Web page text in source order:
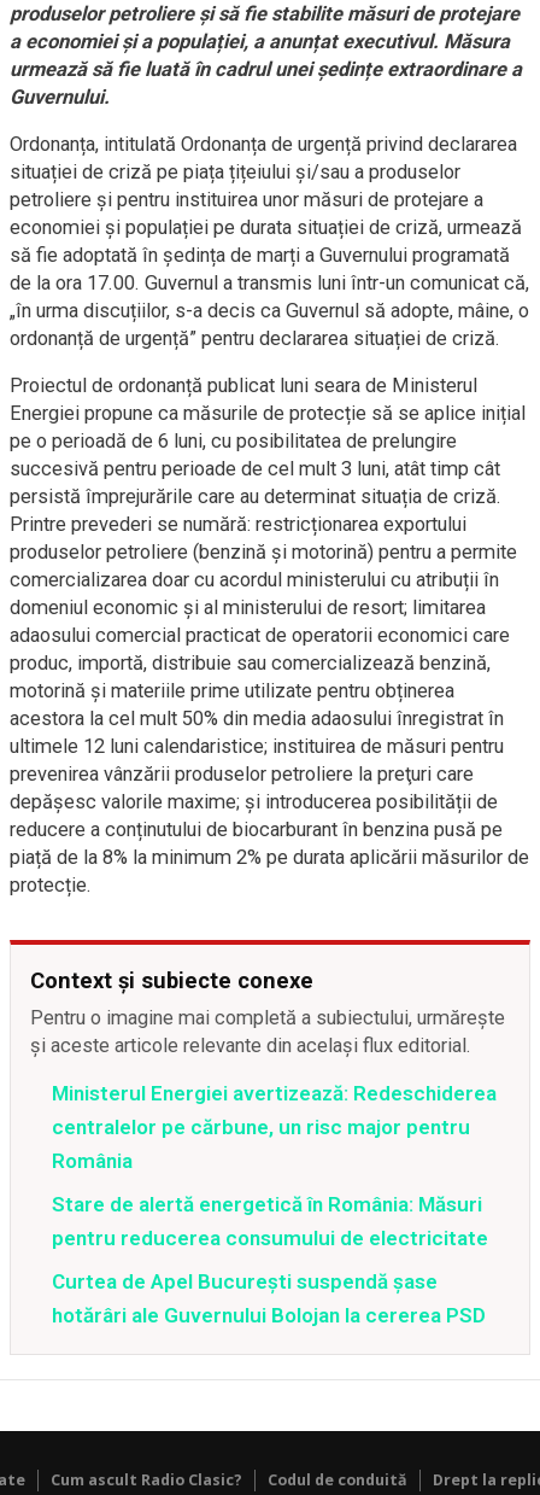
produselor petroliere și să fie stabilite măsuri de protejare
a economiei și a populației, a anunțat executivul. Măsura
urmează să fie luată în cadrul unei ședințe extraordinare a
Guvernului.
Ordonanța, intitulată Ordonanța de urgență privind declararea
situației de criză pe piața țițeiului și/sau a produselor
petroliere și pentru instituirea unor măsuri de protejare a
economiei și populației pe durata situației de criză, urmează
să fie adoptată în ședința de marți a Guvernului programată
de la ora 17.00. Guvernul a transmis luni într-un comunicat că,
„în urma discuțiilor, s-a decis ca Guvernul să adopte, mâine, o
ordonanță de urgență” pentru declararea situației de criză.
Proiectul de ordonanță publicat luni seara de Ministerul
Energiei propune ca măsurile de protecție să se aplice inițial
pe o perioadă de 6 luni, cu posibilitatea de prelungire
succesivă pentru perioade de cel mult 3 luni, atât timp cât
persistă împrejurările care au determinat situația de criză.
Printre prevederi se numără: restricționarea exportului
produselor petroliere (benzină și motorină) pentru a permite
comercializarea doar cu acordul ministerului cu atribuții în
domeniul economic și al ministerului de resort; limitarea
adaosului comercial practicat de operatorii economici care
produc, importă, distribuie sau comercializează benzină,
motorină şi materiile prime utilizate pentru obținerea
acestora la cel mult 50% din media adaosului înregistrat în
ultimele 12 luni calendaristice; instituirea de măsuri pentru
prevenirea vânzării produselor petroliere la preţuri care
depășesc valorile maxime; şi introducerea posibilității de
reducere a conținutului de biocarburant în benzina pusă pe
piață de la 8% la minimum 2% pe durata aplicării măsurilor de
protecție.
Context și subiecte conexe
Pentru o imagine mai completă a subiectului, urmărește
și aceste articole relevante din același flux editorial.
Ministerul Energiei avertizează: Redeschiderea
centralelor pe cărbune, un risc major pentru
România
Stare de alertă energetică în România: Măsuri
pentru reducerea consumului de electricitate
Curtea de Apel București suspendă șase
hotărâri ale Guvernului Bolojan la cererea PSD
Cum ascult Radio Clasic? Codul de conduită Drept la